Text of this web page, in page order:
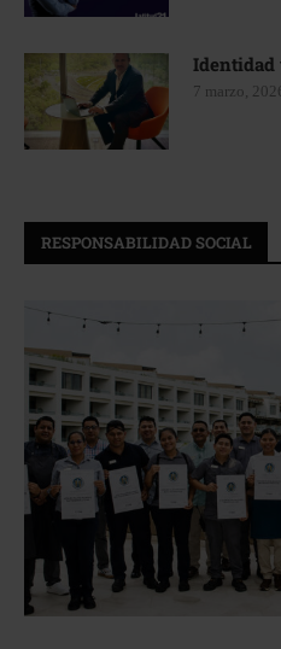
Identidad
7 marzo,
RESPONSABILIDAD SOCIAL